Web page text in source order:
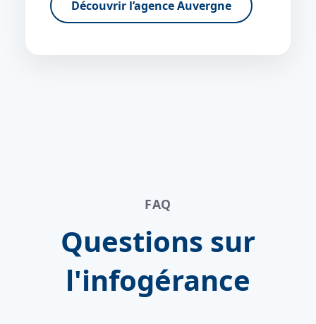
Découvrir l’agence Auvergne
FAQ
Questions sur
l'infogérance